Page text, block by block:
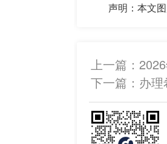
声明：本文图
上一篇：
下一篇： 办